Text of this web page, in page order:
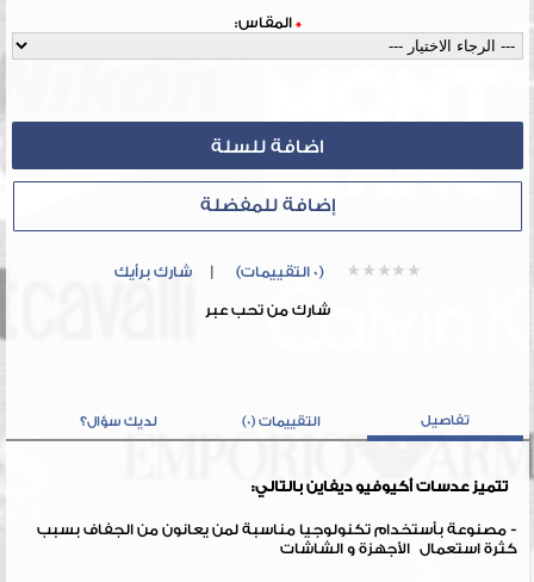
* المقاس:
إضافة للمفضلة
(0 التقييمات) |شارك برأيك
شارك من تحب عبر
تفاصيل التقييمات (0) لديك سؤال؟
تتميز عدسات أكيوفيو ديفاين بالتالي:
- مصنوعة بأستخدام تكنولوجيا مناسبة لمن يعانون من الجفاف بسبب
كثرة استعمال الأجهزة و الشاشات